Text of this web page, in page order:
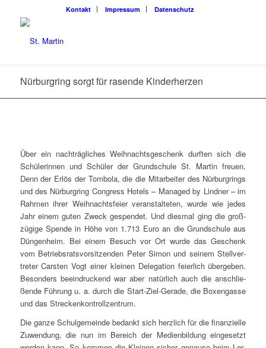
Kon­takt Impres­sum Daten­schutz
Nür­burg­ring sorgt für rasen­de Kinderherzen
Über ein nach­träg­li­ches Weih­nachts­ge­schenk durf­ten sich die
Schü­le­rin­nen und Schü­ler der Grund­schu­le St. Mar­tin freu­en.
Denn der Erlös der Tom­bo­la, die die Mit­ar­bei­ter des Nür­burg­rings
und des Nür­burg­ring Con­gress Hotels – Mana­ged by Lind­ner – im
Rah­men ihrer Weih­nachts­fei­er ver­an­stal­te­ten, wur­de wie jedes
Jahr einem guten Zweck gespen­det. Und dies­mal ging die groß­
zü­gi­ge Spen­de in Höhe von 1.713 Euro an die Grund­schu­le aus
Dün­gen­heim. Bei einem Besuch vor Ort wur­de das Geschenk
vom Betriebs­rats­vor­sit­zen­den Peter Simon und sei­nem Stell­ver­
tre­ter Cars­ten Vogt einer klei­nen Dele­ga­ti­on fei­er­lich über­ge­ben.
Beson­ders beein­dru­ckend war aber natür­lich auch die anschlie­
ßen­de Füh­rung u. a. durch die Start-Ziel-Gera­de, die Boxen­gas­se
und das Streckenkontrollzentrum.
Die gan­ze Schul­ge­mein­de bedankt sich herz­lich für die finan­zi­el­le
Zuwen­dung, die nun im Bereich der Medi­en­bil­dung ein­ge­setzt